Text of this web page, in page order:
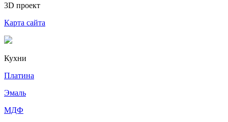
3D проект
Карта сайта
Кухни
Платина
Эмаль
МДФ